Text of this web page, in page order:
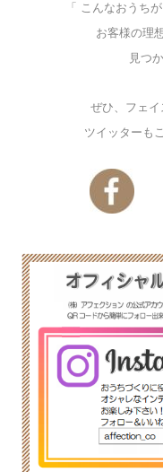
「 こんなおうち
お客様の理
見つ
ぜひ、フェイ
ツイッターも